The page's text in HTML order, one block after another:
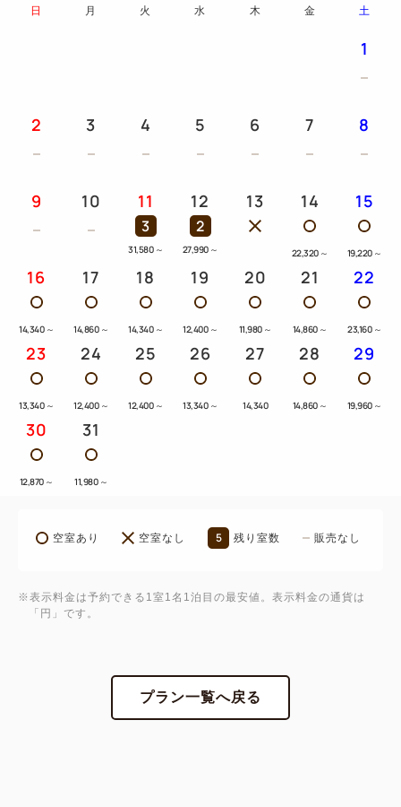
ほう）
ら3地域それぞれの魅力が体験できます。
また、プランをご予約された方には、旅館コレクショ
り、"次はどこへ？"を楽しむ滞在をご提供します。
■プランに付くもの■
1．売店利用券 1,000円分（大人1名につき1枚ず
つ）
※当館売店でのお買い物にご利用いただけます。
る2,000円分のクーポン（1予約につき1枚）
■お食事■
【ご夕食】
の郷土料理に加え、
ライブキッチンではシェフが目の前で調理する出来立
日 月 火 水 木 金 土
1
2 3 4 5 6 7 8
9 10 11
3
31,580 ～
12
2
27,990 ～
13 14
22,320 ～
15
19,220 ～
16
14,340 ～
17
14,860 ～
18
14,340 ～
19
12,400 ～
20
11,980 ～
21
14,860 ～
22
23,160 ～
23
13,340 ～
24
12,400 ～
25
12,400 ～
26
13,340 ～
27
14,340
28
14,860 ～
29
19,960 ～
30
12,870 ～
31
11,980 ～
空室あり 空室なし 5 残り室数 販売なし
※表示料金は予約できる1室1名1泊目の最安値。表示料金の通貨は
「円」です。
プラン一覧へ戻る